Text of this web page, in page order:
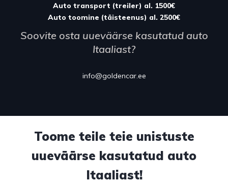
Auto transport (treiler) al. 1500€
Auto toomine (täisteenus) al. 2500€
Soovite osta uueväärse kasutatud auto
Itaaliast?
info@goldencar.ee
Toome teile teie unistuste
uueväärse kasutatud auto
Itaaliast!